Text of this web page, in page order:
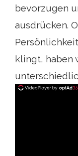
bevorzugen
ausdrücken.
klingt, haben